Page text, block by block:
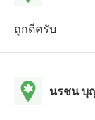
ถูกดีครับ
นรชน บุ